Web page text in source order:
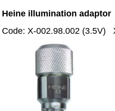
Heine illumination adaptor
Code: X-002.98.002 (3.5V)